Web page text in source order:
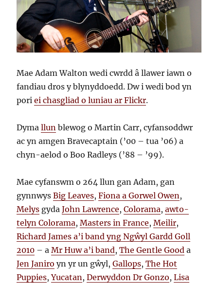
Mae Adam Walton wedi cwrdd â llawer iawn o
fandiau dros y blynyddoedd. Dw i wedi bod yn
poriei chasgliad o luniau ar Flickr.
Dymallun blewog o Martin Carr, cyfansoddwr
ac yn amgen Bravecaptain (’00 – tua ’06) a
chyn-aelod o Boo Radleys (’88 – ’99).
Mae cyfanswm o 264 llun gan Adam, gan
gynnwysBig Leaves,Fiona a Gorwel Owen ,
Melys gydaJohn Lawrence,Colorama,awto-
telyn Colorama,Masters in France,Meilir,
Richard James a’i band yng Ngŵyl Gardd Goll
2010 – aMr Huw a’i band,The Gentle Good a
Jen Janiro yn yr un gŵyl,Gallops,The Hot
Puppies,Yucatan ,Derwyddon Dr Gonzo,Lisa